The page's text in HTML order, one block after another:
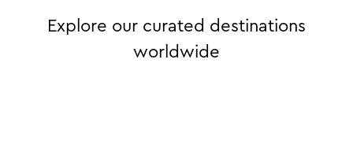
Explore our curated destinations
worldwide